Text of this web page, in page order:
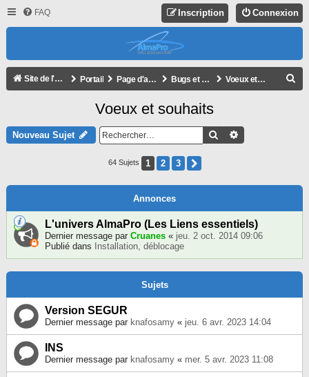
FAQ Connexion
Inscription
Site de l'association Portail Page d'accueil du forum Bugs et voeux Voeux et souhaits
C
Voeux et souhaits
Nouveau Sujet Rechercher
64 Sujets 1 2 3
Annonces
L'univers AlmaPro (Les Liens essentiels)
Dernier message par Cruanes « jeu. 2 oct. 2014 09:06
Publié dans
Installation, déblocage
Sujets
Version SEGUR
Dernier message par knafosamy « jeu. 6 avr. 2023 14:04
INS
Dernier message par knafosamy « mer. 5 avr. 2023 11:08